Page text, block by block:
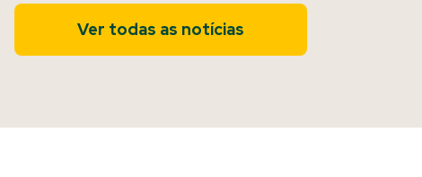
Ver todas as notícias